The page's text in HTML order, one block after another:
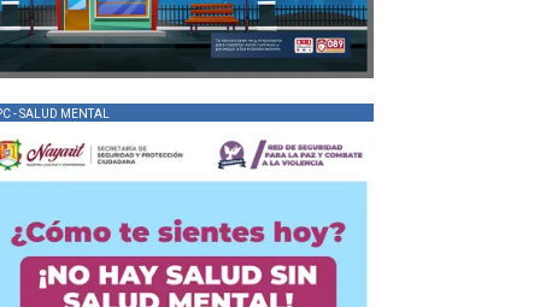
- SALUD MENTAL